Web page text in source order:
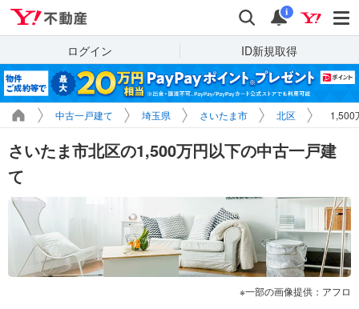
検索 通知
i
ログイン ID新規取得
中古一戸建て 埼玉県 さいたま市 北区 1,500
さいたま市北区の1,500万円以下の中古一戸建
て
一部の画像提供：アフロ